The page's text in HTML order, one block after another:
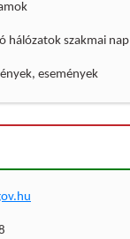
hálózatok szakmai nap
események